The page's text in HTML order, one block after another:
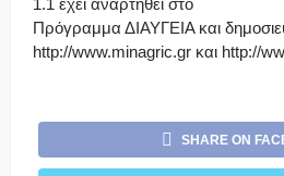
1.1 έχει αναρτηθεί στο
Πρόγραμμα ΔΙΑΥΓΕΙΑ και
http://www.minagric.gr και http://
SHARE ON